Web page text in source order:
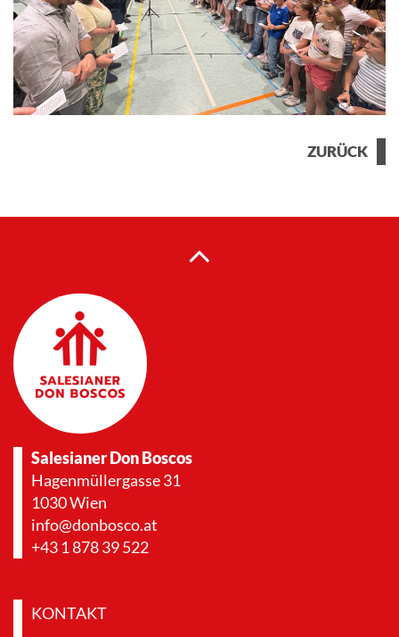
ZURÜCK
Salesianer Don Boscos
Hagenmüllergasse 31
1030 Wien
info@donbosco.at
+43 1 878 39 522
KONTAKT